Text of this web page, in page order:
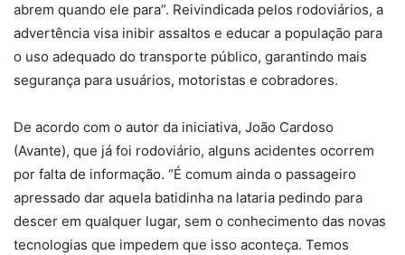
abrem quando ele para”. Reivindicada pelos rodoviários, a
advertência visa inibir assaltos e educar a população para
o uso adequado do transporte público, garantindo mais
segurança para usuários, motoristas e cobradores.
De acordo com o autor da iniciativa, João Cardoso
(Avante), que já foi rodoviário, alguns acidentes ocorrem
por falta de informação. “É comum ainda o passageiro
apressado dar aquela batidinha na lataria pedindo para
descer em qualquer lugar, sem o conhecimento das novas
tecnologias que impedem que isso aconteça. Temos